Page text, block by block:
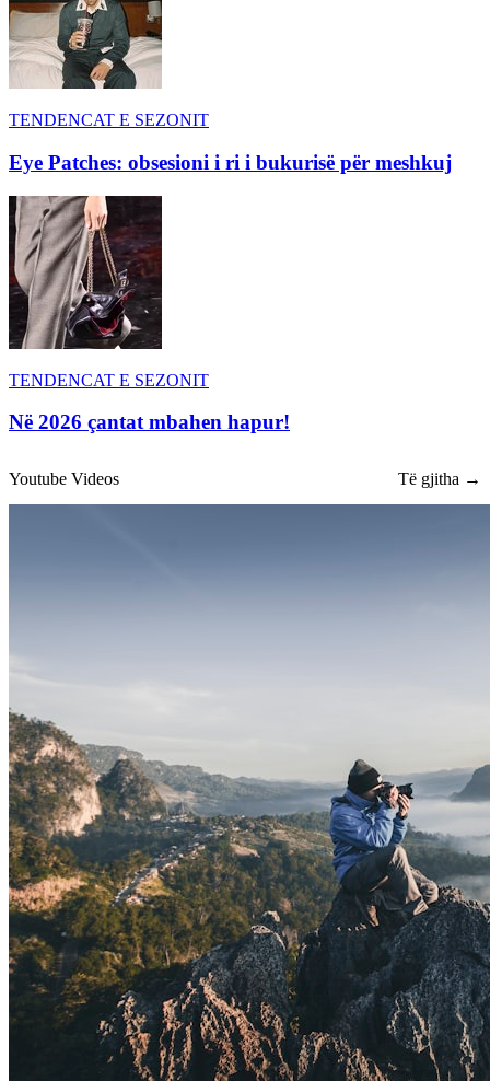
TENDENCAT E SEZONIT
Eye Patches: obsesioni i ri i bukurisë për meshkuj
TENDENCAT E SEZONIT
Në 2026 çantat mbahen hapur!
Youtube Videos Të gjitha →